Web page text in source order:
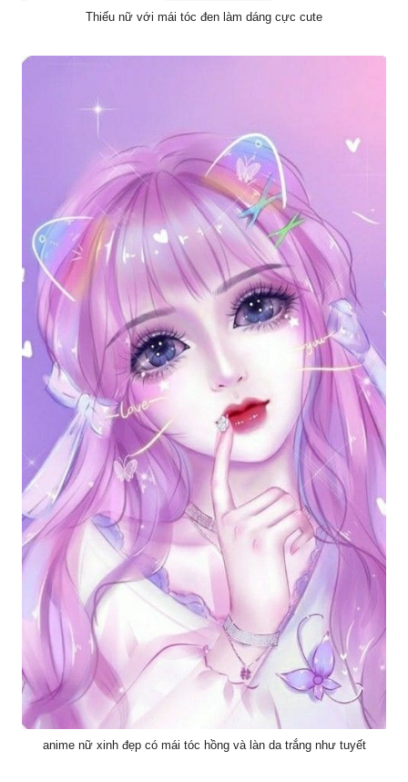
Thiếu nữ với mái tóc đen làm dáng cực cute
anime nữ xinh đẹp có mái tóc hồng và làn da trắng như tuyết